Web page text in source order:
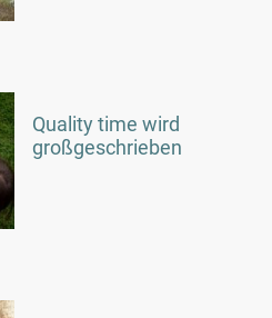
Quality time wird
großgeschrieben